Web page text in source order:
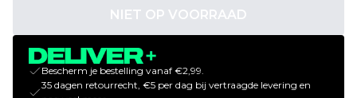
NIET OP VOORRAAD
Bescherm je bestelling vanaf €2,99.
35 dagen retourrecht, €5 per dag bij vertraagde levering en